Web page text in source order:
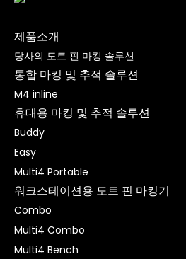
제품소개
당사의 도트 핀 마킹 솔루션
통합 마킹 및 추적 솔루션
M4 inline
휴대용 마킹 및 추적 솔루션
Buddy
Easy
Multi4 Portable
워크스테이션용 도트 핀 마킹기
Combo
Multi4 Combo
Multi4 Bench